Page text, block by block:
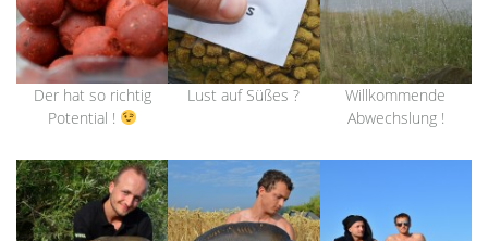
Der hat so richtig
Potential !
Lust auf Süßes ?
Willkommende
Abwechslung !